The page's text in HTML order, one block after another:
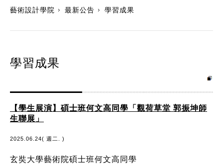
藝術設計學院 最新公告 學習成果
學習成果
【學生展演】碩士班何文高同學「觀荷草堂 郭振坤師
生聯展」
2025.06.24( 週二. )
玄奘大學藝術院碩士班何文高同學